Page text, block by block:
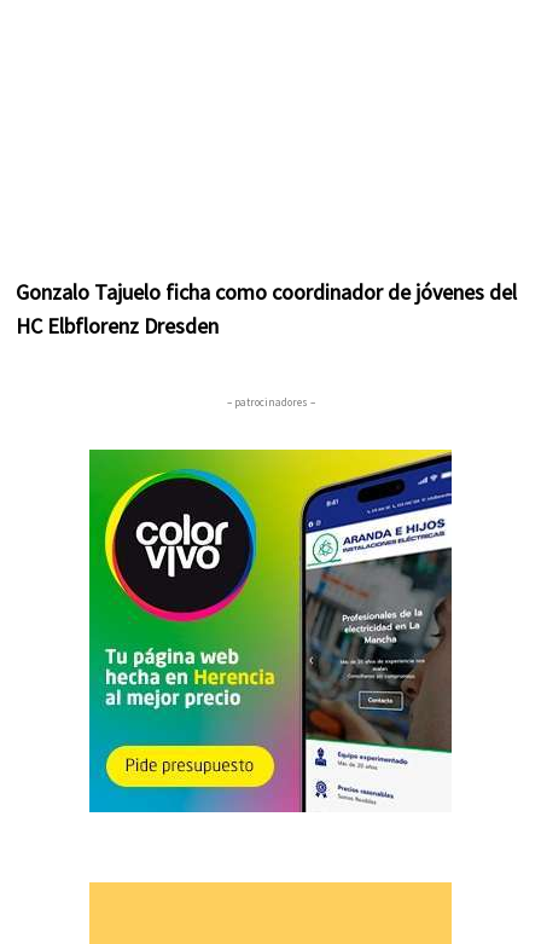
Gonzalo Tajuelo ficha como coordinador de jóvenes del
HC Elbflorenz Dresden
– patrocinadores –